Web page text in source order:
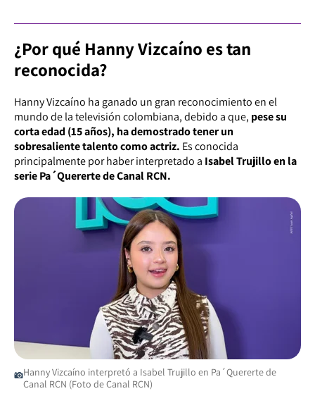
¿Por qué Hanny Vizcaíno es tan
reconocida?
Hanny Vizcaíno ha ganado un gran reconocimiento en el
mundo de la televisión colombiana, debido a que, pese su
corta edad (15 años), ha demostrado tener un
sobresaliente talento como actriz. Es conocida
principalmente por haber interpretado a Isabel Trujillo en la
serie Pa´Quererte de Canal RCN.
Hanny Vizcaíno interpretó a Isabel Trujillo en Pa´Quererte de
Canal RCN (Foto de Canal RCN)